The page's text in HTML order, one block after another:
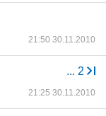
21:50 30.11.2010
... 2
21:25 30.11.2010